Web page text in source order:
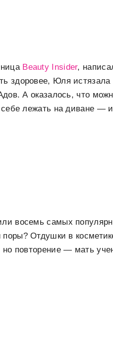
Beauty Insider,
здоровее, Юля
А оказалось, что
лежать на диване —
восемь самых
поры? Отдушки в
повторение — мать